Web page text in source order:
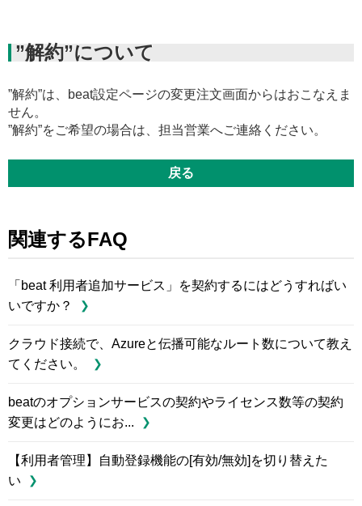
”解約”について
”解約”は、beat設定ページの変更注文画面からはおこなえま
せん。
”解約”をご希望の場合は、担当営業へご連絡ください。
戻る
関連するFAQ
「beat 利用者追加サービス」を契約するにはどうすればい
いですか？
クラウド接続で、Azureと伝播可能なルート数について教え
てください。
beatのオプションサービスの契約やライセンス数等の契約
変更はどのようにお...
【利用者管理】自動登録機能の[有効/無効]を切り替えた
い